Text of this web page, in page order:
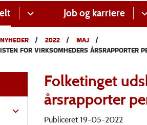
Job og karriere
NYHEDER 2022
MAJ
FOR VIRKSOMHEDERS ÅRSRAPPORTER
Folketinget
årsrapporter
Publiceret 19-05-2022